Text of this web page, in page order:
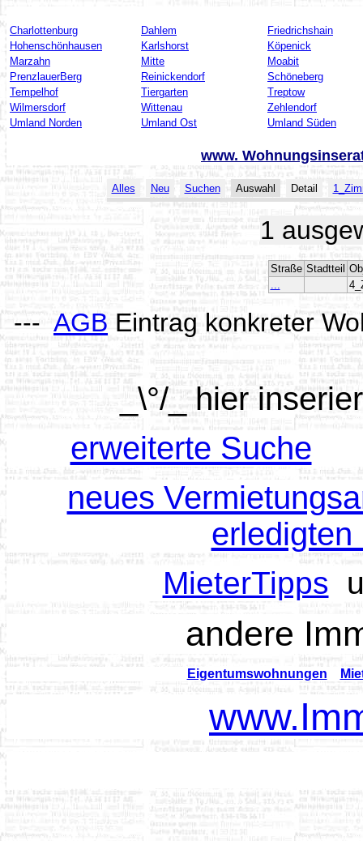
Charlottenburg Dahlem
Friedrichshain
Hohenschönhausen
Karlshorst
Köpenick
Marzahn
Mitte
Moabit
PrenzlauerBerg
Reinickendorf
Schöneberg
Tempelhof
Tiergarten
Treptow
Wilmersdorf
Wittenau
Zehlendorf
Umland Norden
Umland Ost Umland Süden
www.
Alles Neu Suchen Auswahl Detail
1
Straße Stadtteil
...
--- AGB Eintrag konkreter
_\°/_ hier
erweiterte Suche
neues
erledigten
MieterTipps
andere
Eigentumswohnungen